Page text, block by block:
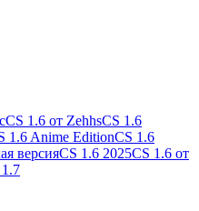
CS 1.6 от ZehhsCS 1.6
1.6 Anime EditionCS 1.6
версияCS 1.6 2025CS 1.6 от